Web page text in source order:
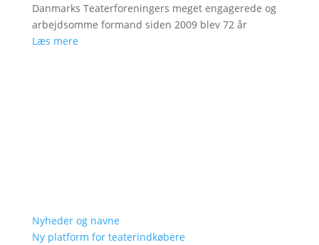
Danmarks Teaterforeningers meget engagerede og
arbejdsomme formand siden 2009 blev 72 år
Læs mere
Nyheder og navne
Ny platform for teaterindkøbere